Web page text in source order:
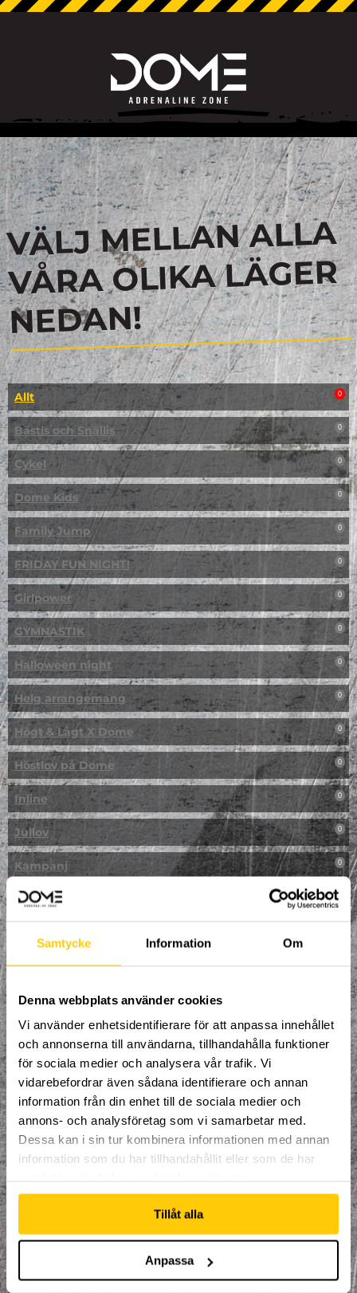
Samtycke Information Om
Denna webbplats använder cookies
Vi använder enhetsidentifierare för att anpassa innehållet
och annonserna till användarna, tillhandahålla funktioner
för sociala medier och analysera vår trafik. Vi
vidarebefordrar även sådana identifierare och annan
information från din enhet till de sociala medier och
annons- och analysföretag som vi samarbetar med.
Dessa kan i sin tur kombinera informationen med annan
information som du har tillhandahållit eller som de har
Tillåt alla
Anpassa
VÄLJ MELLAN ALLA
VÅRA OLIKA LÄGER
NEDAN!
Allt 0
Bästis och Snällis 0
Cykel 0
Dome Kids 0
Family Jump 0
FRIDAY FUN NIGHT! 0
Girlpower 0
GYMNASTIK 0
Halloween night 0
Helg arrangemang 0
Högt & Lågt X Dome 0
Höstlov på Dome 0
Inline 0
Jullov 0
Kampanj 0
Kickbike 0
Klättring
LAN
Multisport
Mässa
NPF-Träning
Parkour
Påsk på Dome
Påsklovsläger 0
Skateboard 0